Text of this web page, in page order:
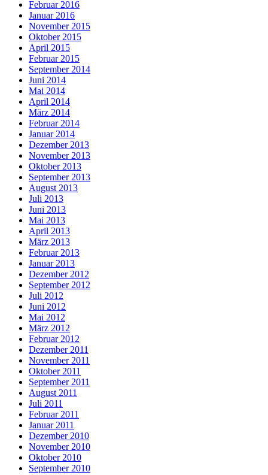
Februar 2016
Januar 2016
November 2015
Oktober 2015
April 2015
Februar 2015
September 2014
Juni 2014
Mai 2014
April 2014
März 2014
Februar 2014
Januar 2014
Dezember 2013
November 2013
Oktober 2013
September 2013
August 2013
Juli 2013
Juni 2013
Mai 2013
April 2013
März 2013
Februar 2013
Januar 2013
Dezember 2012
September 2012
Juli 2012
Juni 2012
Mai 2012
März 2012
Februar 2012
Dezember 2011
November 2011
Oktober 2011
September 2011
August 2011
Juli 2011
Februar 2011
Januar 2011
Dezember 2010
November 2010
Oktober 2010
September 2010